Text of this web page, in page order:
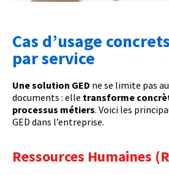
Cas d’usage
par service
Une solution GED ne se limite pas
documents : elle transforme
processus métiers. Voici les
GED dans l’entreprise.
Ressources Humaines